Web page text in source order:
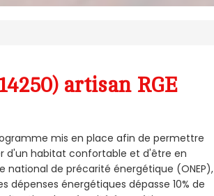
artisan RGE
mis en place afin de permettre
d'un habitat confortable et d'être en
national de précarité énergétique (ONEP),
énergétiques dépasse 10% de